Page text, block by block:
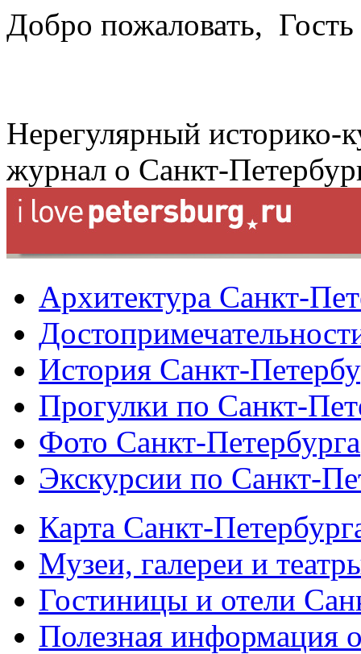
Добро пожаловать, Гость
Нерегулярный историко-
журнал о Санкт-
Архитектура Санкт-
История Санкт-
Прогулки по Санкт-
Фото Санкт-Петербурга
Экскурсии по Санкт-
Карта Санкт-
Музеи, галереи и
Гостиницы и отели
Полезная информация